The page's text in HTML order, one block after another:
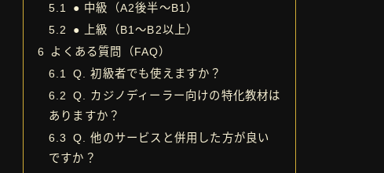
5.1
● 中級（A2後半〜B1）
5.2
● 上級（B1〜B2以上）
6 よくある質問（FAQ）
6.1
Q. 初級者でも使えますか？
6.2
Q. カジノディーラー向けの特化教材は
ありますか？
6.3
Q. 他のサービスと併用した方が良い
ですか？